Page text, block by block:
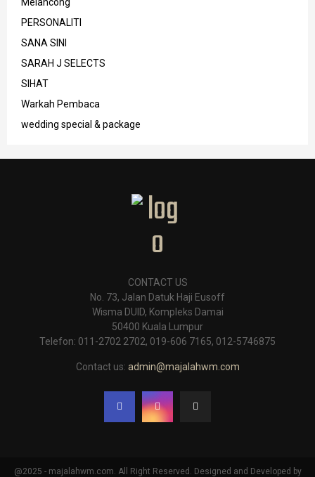
Melancong
PERSONALITI
SANA SINI
SARAH J SELECTS
SIHAT
Warkah Pembaca
wedding special & package
CONTACT US
No. 73, Jalan Datuk Haji Eusoff
Wisma DUID, Kompleks Damai
50400 Kuala Lumpur
Telefon: 011-2702 2702, 019-606 7165, 012-5746875
Contact us: admin@majalahwm.com
@2025 - majalahwm.com. All Right Reserved. Designed and Developed by